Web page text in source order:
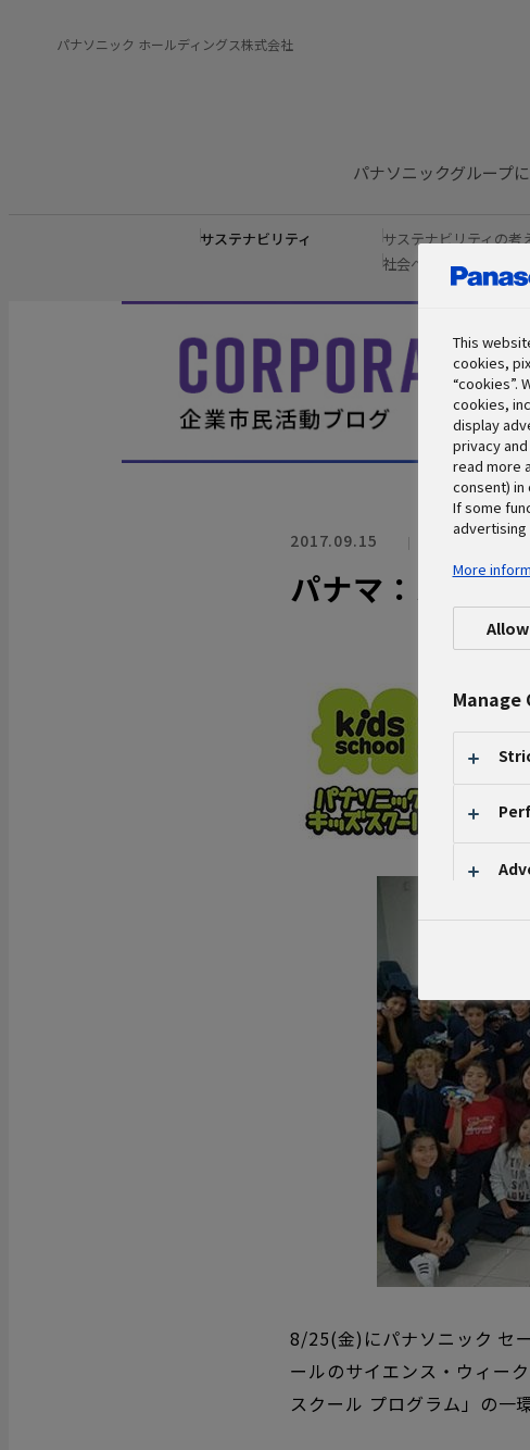
パナソニック ホールディングス株式会社
パナソニックグループ
サステナビリティ サステナビリティの考
社会への取り組み
2017.09.15 環境
パナマ：ハイブ
8/25(金) にパナソニック セ
ールのサイエンス・ウィー
スクール プログラム」の一
This
cookies,
“cookies”.
cookies,
display
privacy
read more
consent) in
If some
More
Manage